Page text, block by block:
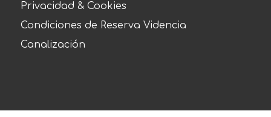
Privacidad & Cookies
Condiciones de Reserva Videncia
Canalización